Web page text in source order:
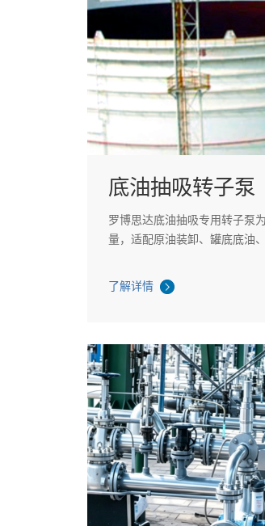
底油抽吸转子泵
罗博思达底油抽吸专用转子泵
量，适配原油装卸、罐底底油
停机成本。
了解详情